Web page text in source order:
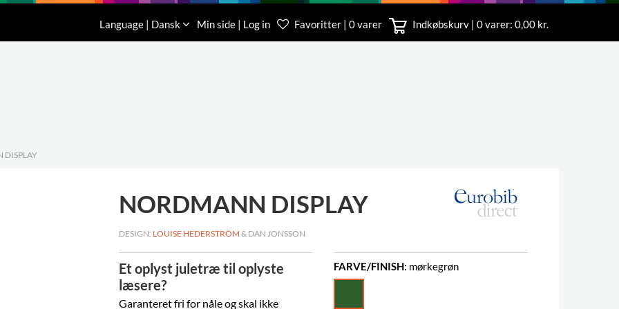
Language | Dansk Min side | Log in Favoritter | 0 varer Indkøbskurv | 0varer: 0,00 kr.
Kundeservice
76 78 26 11
DISPLAY
NORDMANN DISPLAY
DESIGN: LOUISE HEDERSTRÖM & DAN JONSSON
Et oplyst juletræ til oplyste
læsere?
Garanteret fri for nåle og skal ikke
FARVE/FINISH: mørkegrøn